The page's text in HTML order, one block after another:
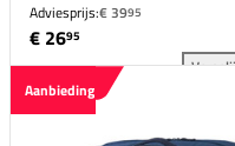
Adviesprijs:€ 3995
€ 2695
Aanbieding